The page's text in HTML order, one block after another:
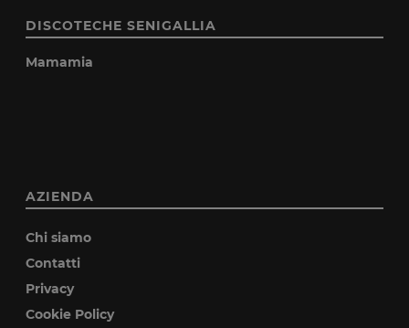
DISCOTECHE SENIGALLIA
Mamamia
AZIENDA
Chi siamo
Contatti
Privacy
Cookie Policy